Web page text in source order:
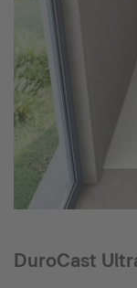
DuroCast